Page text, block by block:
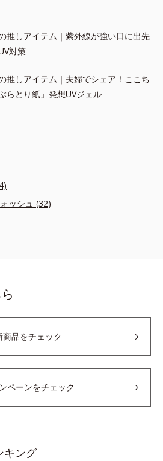
推しアイテム｜紫外線が強い日に出先
対策
推しアイテム｜夫婦でシェア！ここち
らとり紙」発想UVジェル
ッシュ (32)
商品をチェック
ペーンをチェック
キング